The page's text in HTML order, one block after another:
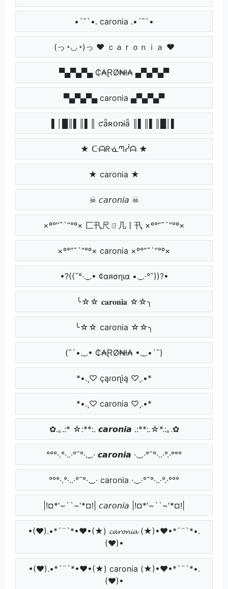
•´¯`•. caronia .•´¯`•
(っ◔◡◔)っ ♥ ｃａｒｏｎｉａ ♥
▀▄▀▄▀▄ ₵₳ⱤØ₦ł₳ ▄▀▄▀▄▀
▀▄▀▄▀▄ caronia ▄▀▄▀▄▀
▌│█║▌║▌║ ƈǟʀօռɨǟ ║▌║▌║█│▌
★ ᑢᗩᖇᓍᘉᓰᗩ ★
★ caronia ★
☠ 𝘤𝘢𝘳𝘰𝘯𝘪𝘢 ☠
×º°”˜`”°º× 匚卂尺ㄖ几丨卂 ×º°”˜`”°º×
×º°”˜`”°º× caronia ×º°”˜`”°º×
•?((¯°·._.• ¢αяσηια •._.·°¯))?•
╰☆☆ 𝐜𝐚𝐫𝐨𝐧𝐢𝐚 ☆☆╮
╰☆☆ caronia ☆☆╮
(¯´•._.• ₵₳ⱤØ₦ł₳ •._.•´¯)
*•.¸♡ çąɾօղìą ♡¸.•*
*•.¸♡ caronia ♡¸.•*
✿.｡.:* ☆:**:. 𝙘𝙖𝙧𝙤𝙣𝙞𝙖 .:**:.☆*.:｡.✿
°°°·.°·..·°¯°·._.· 𝙘𝙖𝙧𝙤𝙣𝙞𝙖 ·._.·°¯°·..·°.·°°°
°°°·.°·..·°¯°·._.· caronia ·._.·°¯°·..·°.·°°°
|!¤*'~``~'*¤!| 𝘤𝘢𝘳𝘰𝘯𝘪𝘢 |!¤*'~``~'*¤!|
•(♥).•*´¨`*•♥•(★) 𝓬𝓪𝓻𝓸𝓷𝓲𝓪 (★)•♥•*´¨`*•.
(♥)•
•(♥).•*´¨`*•♥•(★) caronia (★)•♥•*´¨`*•.
(♥)•